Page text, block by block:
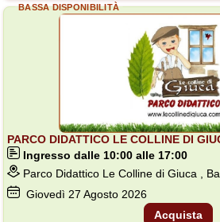
PARCO DIDATTICO LE COLLINE DI
Ingresso dalle 10:00 alle 17:00
Parco Didattico Le Colline di Giuca ,
Giovedì 27 Agosto 2026
BASSA DISPONIBILITÀ
Acquista